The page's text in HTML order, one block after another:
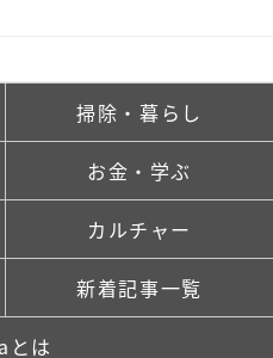
掃除・暮らし
お金・学ぶ
カルチャー
新着記事一覧
は